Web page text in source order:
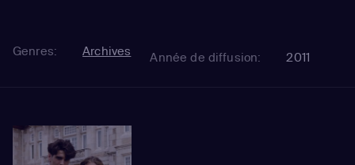
Genres: Archives Année de diffusion: 2011